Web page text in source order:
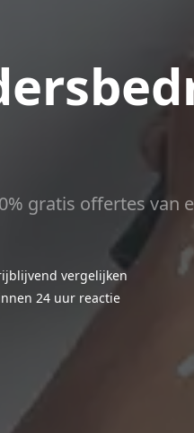
gratis offertes
vergelijken
24 uur reactie